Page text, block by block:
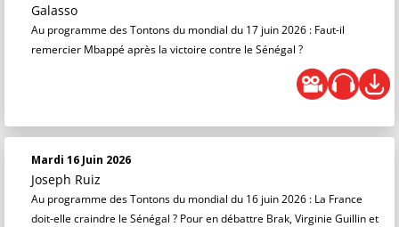
Galasso
Au programme des Tontons du mondial du 17 juin 2026 : Faut-il
remercier Mbappé après la victoire contre le Sénégal ?
Mardi 16 Juin 2026
Joseph Ruiz
Au programme des Tontons du mondial du 16 juin 2026 : La France
doit-elle craindre le Sénégal ? Pour en débattre Brak, Virginie Guillin et